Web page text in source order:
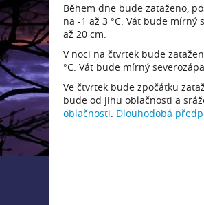
Během dne bude zataženo,
na -1 až 3 °C. Vát bude
až 20 cm.
V noci na čtvrtek bude
°C. Vát bude mírný
Ve čtvrtek bude zpočátku
bude od jihu oblačnosti a
oblačnosti Dlouhodobá